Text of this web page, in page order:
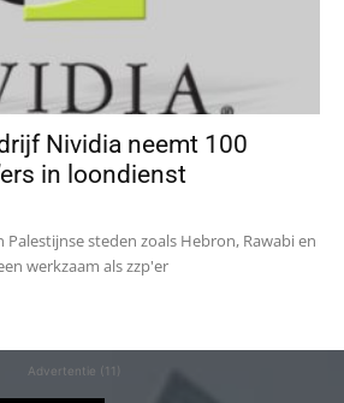
Nividia neemt 100
in loondienst
Palestijnse steden zoals Hebron, Rawabi en
werkzaam als zzp'er
Advertentie (11)